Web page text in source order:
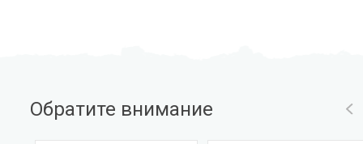
Обратите внимание